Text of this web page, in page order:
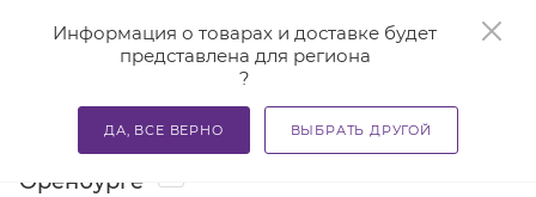
Информация о товарах и доставке будет
представлена для региона
?
ДА, ВСЕ ВЕРНО ВЫБРАТЬ ДРУГОЙ
Главная — Каталог — Средства реабилитации —
Матрасы противопролежневые в
Оренбурге